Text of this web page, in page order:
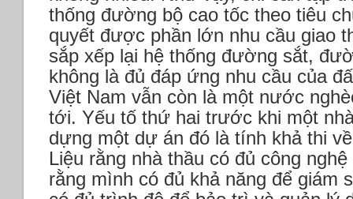
thống đường bộ cao tốc theo tiêu
quyết được phần lớn nhu cầu giao
sắp xếp lại hệ thống đường sắt,
không là đủ đáp ứng nhu cầu của
Việt Nam vẫn còn là một nước
tới. Yếu tố thứ hai trước khi một
dựng một dự án đó là tính khả thi
Liệu rằng nhà thầu có đủ công
rằng mình có đủ khả năng để giám